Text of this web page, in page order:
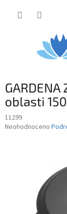
oblasti
11299
Průměrné
Neohodnoceno